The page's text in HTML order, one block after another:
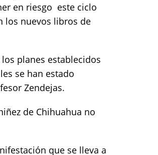
en riesgo este ciclo
los nuevos libros de
planes establecidos
se han estado
Zendejas.
de Chihuahua no
que se lleva a